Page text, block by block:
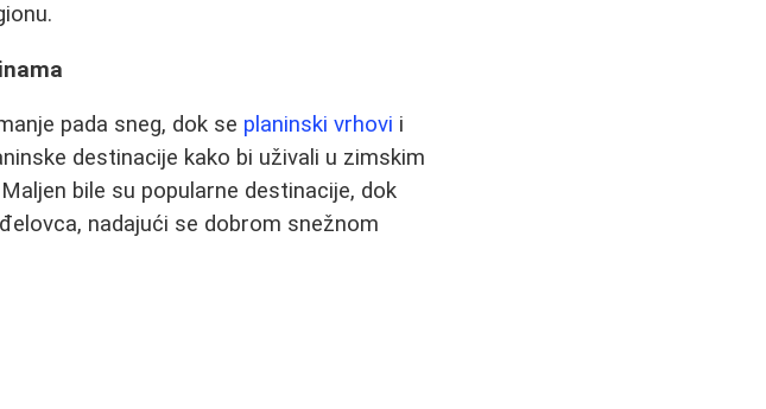
pada sneg, dok se planinski vrhovi i
destinacije kako bi uživali u zimskim
bile su popularne destinacije, dok
nadajući se dobrom snežnom